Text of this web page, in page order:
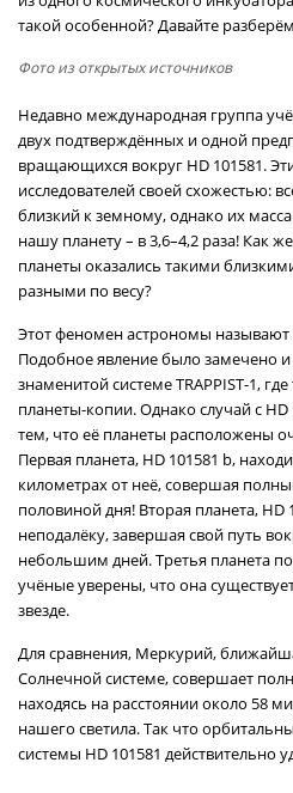
такой особенной? Давайте
Фото из открытых источников
Недавно международная группа
двух подтверждённых и одной
вращающихся вокруг HD 101581.
исследователей своей схожестью:
близкий к земному, однако их
нашу планету – в 3,6–4,2 раза! Как
планеты оказались такими
разными по весу?
Этот феномен астрономы
Подобное явление было замечено
знаменитой системе TRAPPIST-1,
планеты-копии. Однако случай с
тем, что её планеты расположены
Первая планета, HD 101581 b,
километрах от неё, совершая
половиной дня! Вторая планета, HD
неподалёку, завершая свой путь
небольшим дней. Третья планета
учёные уверены, что она
звезде.
Для сравнения, Меркурий,
Солнечной системе, совершает
находясь на расстоянии около 58
нашего светила. Так что
системы HD 101581 действительно